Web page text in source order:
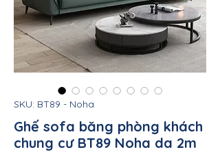
SKU: BT89 - Noha
Ghế sofa băng phòng khách
chung cư BT89 Noha da 2m